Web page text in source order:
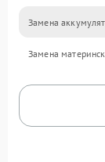
Замена
Замена